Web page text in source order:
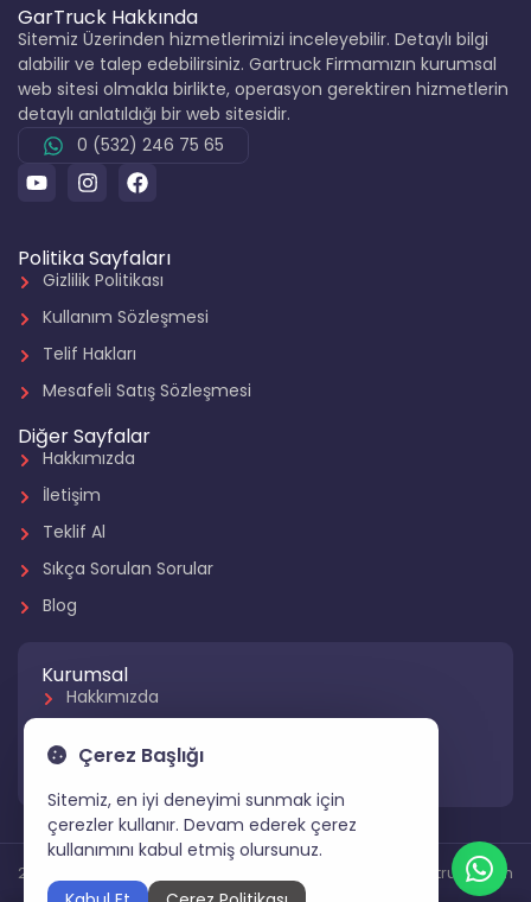
GarTruck Hakkında
Sitemiz Üzerinden hizmetlerimizi inceleyebilir. Detaylı bilgi
alabilir ve talep edebilirsiniz. Gartruck Firmamızın kurumsal
web sitesi olmakla birlikte, operasyon gerektiren hizmetlerin
detaylı anlatıldığı bir web sitesidir.
0 (532) 246 75 65
Politika Sayfaları
Gizlilik Politikası
Kullanım Sözleşmesi
Telif Hakları
Mesafeli Satış Sözleşmesi
Diğer Sayfalar
Hakkımızda
İletişim
Teklif Al
Sıkça Sorulan Sorular
Blog
Kurumsal
Hakkımızda
Hizmetlerimiz
Çerez Başlığı
Sitemiz, en iyi deneyimi sunmak için
çerezler kullanır. Devam ederek çerez
kullanımını kabul etmiş olursunuz.
2024 Tüm Hakları Saklıdır Gartruck.com